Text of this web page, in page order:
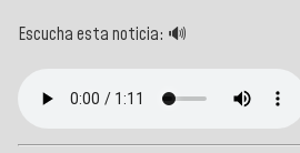
Escucha esta noticia: 🔊